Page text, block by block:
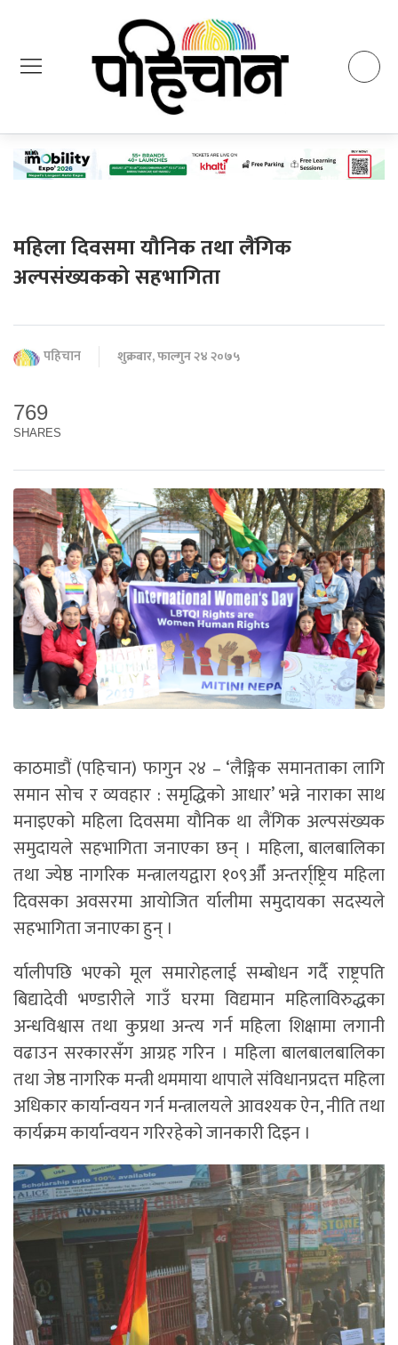
महिला दिवसमा यौनिक तथा लैंगिक
अल्पसंख्यकको सहभागिता
पहिचान शुक्रबार, फाल्गुन २४ २०७५
769
SHARES
काठमाडौं (पहिचान) फागुन २४ – ‘लैङ्गिक समानताका लागि
समान सोच र व्यवहार : समृद्धिको आधार’ भन्ने नाराका साथ
मनाइएको महिला दिवसमा यौनिक था लैंगिक अल्पसंख्यक
समुदायले सहभागिता जनाएका छन् । महिला, बालबालिका
तथा ज्येष्ठ नागरिक मन्त्रालयद्वारा १०९औँ अन्तर्रा्ष्ट्रिय महिला
दिवसका अवसरमा आयोजित र्यालीमा समुदायका सदस्यले
सहभागिता जनाएका हुन् ।
र्यालीपछि भएको मूल समारोहलाई सम्बोधन गर्दै राष्ट्रपति
बिद्यादेवी भण्डारीले गाउँ घरमा विद्यमान महिलाविरुद्धका
अन्धविश्वास तथा कुप्रथा अन्त्य गर्न महिला शिक्षामा लगानी
वढाउन सरकारसँग आग्रह गरिन । महिला बालबालबालिका
तथा जेष्ठ नागरिक मन्त्री थममाया थापाले संविधानप्रदत्त महिला
अधिकार कार्यान्वयन गर्न मन्त्रालयले आवश्यक ऐन, नीति तथा
कार्यक्रम कार्यान्वयन गरिरहेको जानकारी दिइन ।